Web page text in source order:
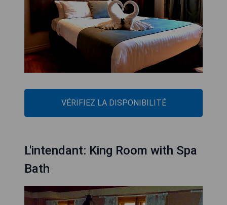
VÉRIFIEZ LA DISPONIBILITÉ
L'intendant: King Room with Spa
Bath